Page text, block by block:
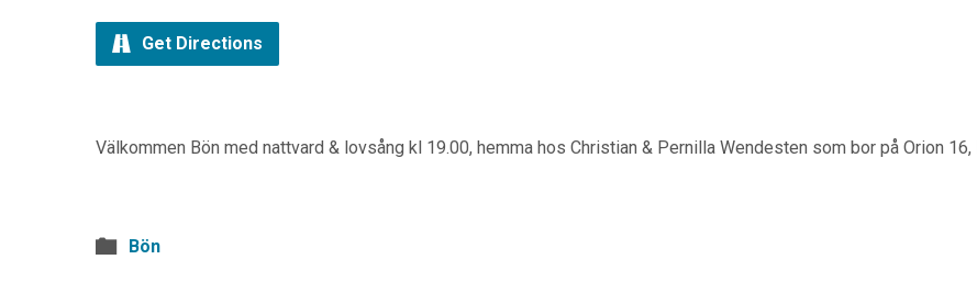
Get Directions
Välkommen Bön med nattvard & lovsång kl 19.00, hemma hos Christian & Pernilla Wendesten som bor på Orion 16,
Bön